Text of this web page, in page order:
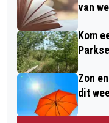
van
Kom
Zon
dit